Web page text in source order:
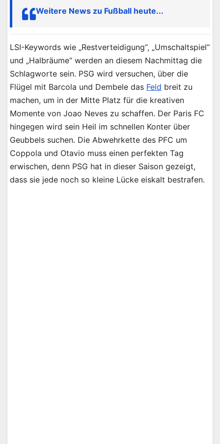
Weitere News zu Fußball heute...
LSI-Keywords wie „Restverteidigung“, „Umschaltspiel“
und „Halbräume“ werden an diesem Nachmittag die
Schlagworte sein. PSG wird versuchen, über die
Flügel mit Barcola und Dembele das Feld breit zu
machen, um in der Mitte Platz für die kreativen
Momente von Joao Neves zu schaffen. Der Paris FC
hingegen wird sein Heil im schnellen Konter über
Geubbels suchen. Die Abwehrkette des PFC um
Coppola und Otavio muss einen perfekten Tag
erwischen, denn PSG hat in dieser Saison gezeigt,
dass sie jede noch so kleine Lücke eiskalt bestrafen.